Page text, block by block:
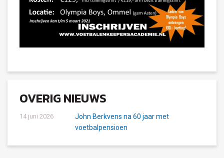
OVERIG NIEUWS
14 juni 2026
John Berkvens na 60 jaar met
voetbalpensioen